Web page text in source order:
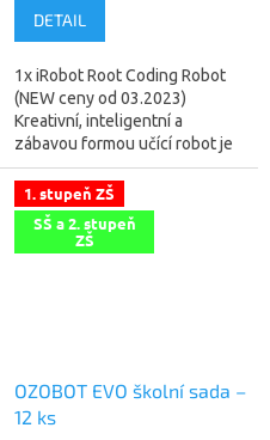
DETAIL
1x iRobot Root Coding Robot
(NEW ceny od 03.2023)
Kreativní, inteligentní a
zábavou formou učící robot je
tou nejlepší výukovou
pomůckou pro vašeho
žáka. iRobot® Root®...
1. stupeň ZŠ
SŠ a 2. stupeň
ZŠ
OZOBOT EVO školní sada –
12 ks